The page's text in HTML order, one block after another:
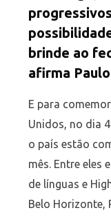
brinde ao
afirma
E para
Unidos, no dia
o país estão
mês. Entre eles
de línguas e
Belo Horizonte,